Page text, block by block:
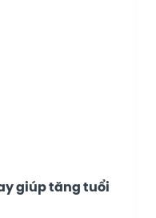
giúp tăng tuổi